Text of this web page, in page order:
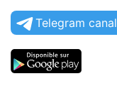
Telegram canal